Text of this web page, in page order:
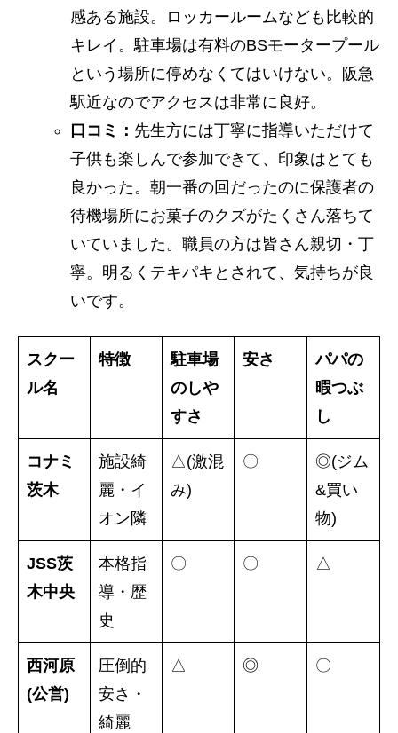
感ある施設。ロッカールームなども比較的
キレイ。駐車場は有料のBSモータープール
という場所に停めなくてはいけない。阪急
駅近なのでアクセスは非常に良好。
口コミ： 先生方には丁寧に指導いただけて
子供も楽しんで参加できて、印象はとても
良かった。朝一番の回だったのに保護者の
待機場所にお菓子のクズがたくさん落ちて
いていました。職員の方は皆さん親切・丁
寧。明るくテキパキとされて、気持ちが良
いです。
スクー
ル名
特徴
駐車場
のしや
すさ
安さ
パパの
暇つぶ
し
コナミ
茨木
施設綺
麗・イ
オン隣
△(激混
み)
〇
◎(ジム
&買い
物)
JSS茨
木中央
本格指
導・歴
史
〇 〇 △
西河原
(公営)
圧倒的
安さ・
綺麗
△ ◎ 〇